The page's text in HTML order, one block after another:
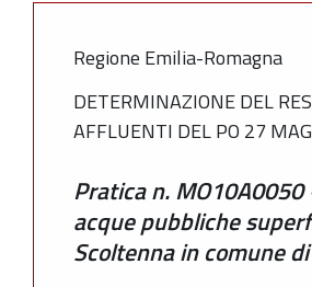
Regione Emilia-Romagna
DETERMINAZIONE DEL
AFFLUENTI DEL PO 27
Pratica n.
acque pubbliche
Scoltenna in comune